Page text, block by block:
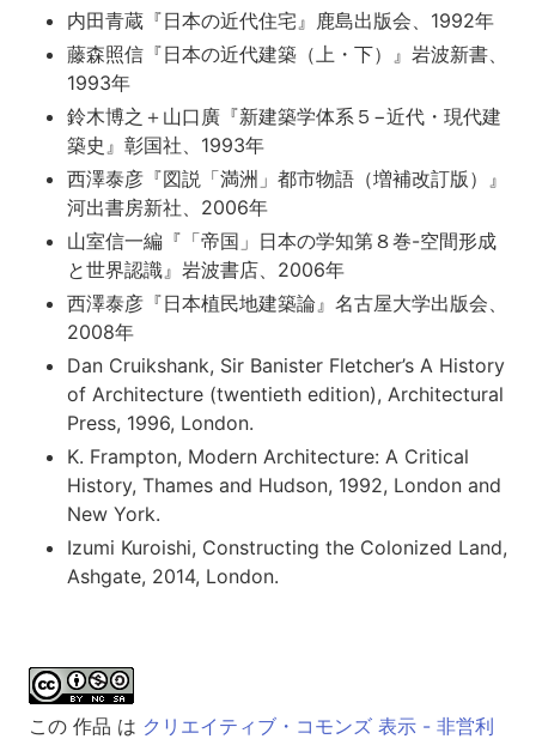
内田青蔵『日本の近代住宅』鹿島出版会、1992年
藤森照信『日本の近代建築（上・下）』岩波新書、
1993年
鈴木博之＋山口廣『新建築学体系５−近代・現代建
築史』彰国社、1993年
西澤泰彦『図説「満洲」都市物語（増補改訂版）』
河出書房新社、2006年
山室信一編『「帝国」日本の学知第８巻-空間形成
と世界認識』岩波書店、2006年
西澤泰彦『日本植民地建築論』名古屋大学出版会、
2008年
Dan Cruikshank, Sir Banister Fletcher’s A History
of Architecture (twentieth edition), Architectural
Press, 1996, London.
K. Frampton, Modern Architecture: A Critical
History, Thames and Hudson, 1992, London and
New York.
Izumi Kuroishi, Constructing the Colonized Land,
Ashgate, 2014, London.
この 作品 は クリエイティブ・コモンズ 表示 - 非営利